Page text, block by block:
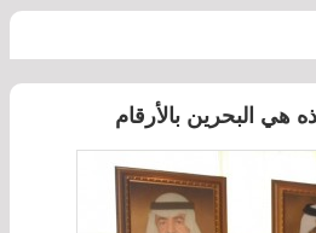
هي البحرين بالأرقام